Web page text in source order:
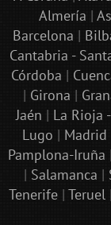
Almería |
Barcelona |
Cantabria -
Córdoba |
| Girona |
Jaén | La Rioja
Lugo | Madrid
Pamplona-Iruña |
| Salamanca |
Tenerife| Teruel|